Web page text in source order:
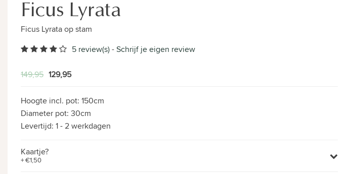
Ficus Lyrata
Ficus Lyrata op stam
5 review(s)-Schrijf je eigen review
149,95 129,95
Hoogte incl. pot: 150cm
Diameter pot: 30cm
Levertijd: 1 - 2 werkdagen
Kaartje?
+ €1,50